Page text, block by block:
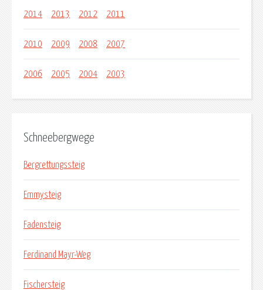
2014 2013 2012 2011
2010 2009 2008 2007
2006 2005 2004 2003
Schneebergwege
Bergrettungssteig
Emmysteig
Fadensteig
Ferdinand Mayr-Weg
Fischersteig